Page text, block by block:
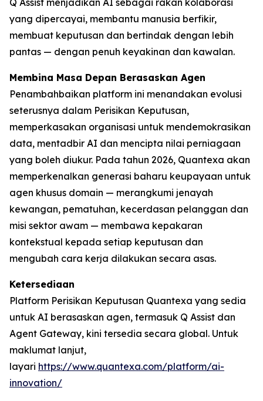
Q Assist menjadikan AI sebagai rakan kolaborasi
yang dipercayai, membantu manusia berfikir,
membuat keputusan dan bertindak dengan lebih
pantas — dengan penuh keyakinan dan kawalan.
Membina Masa Depan Berasaskan Agen
Penambahbaikan platform ini menandakan evolusi
seterusnya dalam Perisikan Keputusan,
memperkasakan organisasi untuk mendemokrasikan
data, mentadbir AI dan mencipta nilai perniagaan
yang boleh diukur. Pada tahun 2026, Quantexa akan
memperkenalkan generasi baharu keupayaan untuk
agen khusus domain — merangkumi jenayah
kewangan, pematuhan, kecerdasan pelanggan dan
misi sektor awam — membawa kepakaran
kontekstual kepada setiap keputusan dan
mengubah cara kerja dilakukan secara asas.
Ketersediaan
Platform Perisikan Keputusan Quantexa yang sedia
untuk AI berasaskan agen, termasuk Q Assist dan
Agent Gateway, kini tersedia secara global. Untuk
maklumat lanjut,
layari https://www.quantexa.com/platform/ai-
innovation/